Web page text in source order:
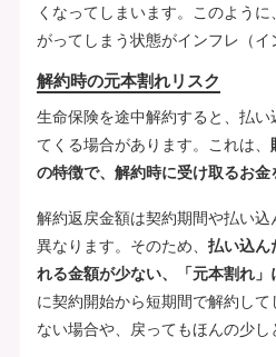
くなってしまいます。このよう
がってしまう状態がインフレ（イ
解約時の元本割れリスク
生命保険を途中解約すると、払
てくる場合があります。これは、
の特徴で、解約時に受け取るお
解約返戻金額は契約期間や払い
異なります。そのため、 払い込ん
れる金額が少ない、「元本割れ
に契約開始から短期間で解約し
ない場合や、戻ってもほんの少し